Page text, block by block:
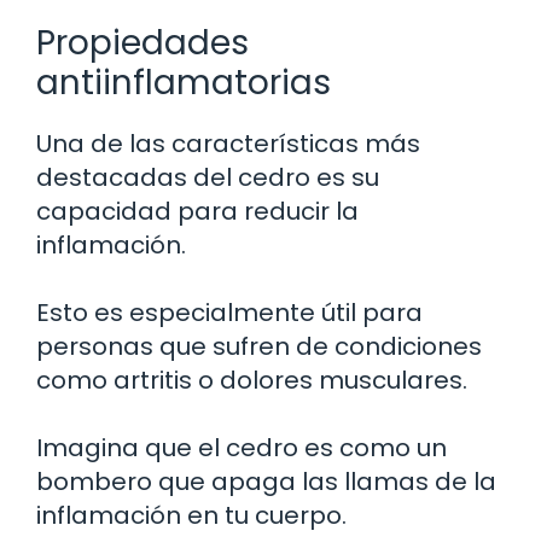
Propiedades
antiinflamatorias
Una de las características más
destacadas del cedro es su
capacidad para reducir la
inflamación.
Esto es especialmente útil para
personas que sufren de condiciones
como artritis o dolores musculares.
Imagina que el cedro es como un
bombero que apaga las llamas de la
inflamación en tu cuerpo.